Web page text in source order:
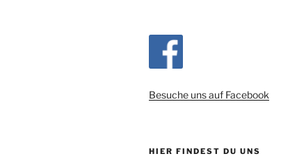
Besuche uns auf Facebook
HIER FINDEST DU UNS